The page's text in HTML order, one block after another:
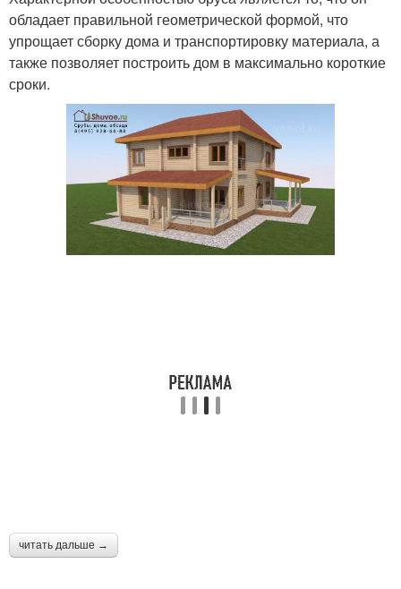
обладает правильной геометрической формой, что
упрощает сборку дома и транспортировку материала, а
также позволяет построить дом в максимально короткие
сроки.
читать дальше →